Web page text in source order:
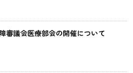
審議会医療部会の開催について